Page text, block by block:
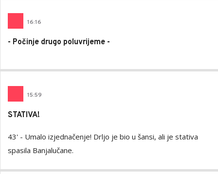
16:16
- Počinje drugo poluvrijeme -
15:59
STATIVA!
43' - Umalo izjednačenje! Drljo je bio u šansi, ali je stativa
spasila Banjalučane.